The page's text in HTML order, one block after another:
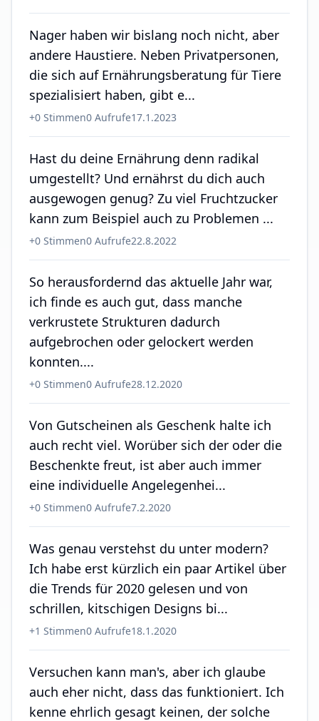
Nager haben wir bislang noch nicht, aber
andere Haustiere. Neben Privatpersonen,
die sich auf Ernährungsberatung für Tiere
spezialisiert haben, gibt e...
+0 Stimmen0 Aufrufe17.1.2023
Hast du deine Ernährung denn radikal
umgestellt? Und ernährst du dich auch
ausgewogen genug? Zu viel Fruchtzucker
kann zum Beispiel auch zu Problemen ...
+0 Stimmen0 Aufrufe22.8.2022
So herausfordernd das aktuelle Jahr war,
ich finde es auch gut, dass manche
verkrustete Strukturen dadurch
aufgebrochen oder gelockert werden
konnten....
+0 Stimmen0 Aufrufe28.12.2020
Von Gutscheinen als Geschenk halte ich
auch recht viel. Worüber sich der oder die
Beschenkte freut, ist aber auch immer
eine individuelle Angelegenhei...
+0 Stimmen0 Aufrufe7.2.2020
Was genau verstehst du unter modern?
Ich habe erst kürzlich ein paar Artikel über
die Trends für 2020 gelesen und von
schrillen, kitschigen Designs bi...
+1 Stimmen0 Aufrufe18.1.2020
Versuchen kann man's, aber ich glaube
auch eher nicht, dass das funktioniert. Ich
kenne ehrlich gesagt keinen, der solche